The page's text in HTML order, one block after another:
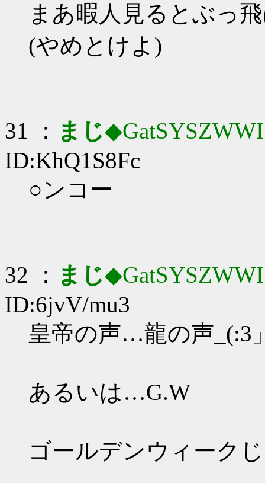
まあ暇人見るとぶっ
(やめとけよ)
31 ： まじ◆GatSYSZWWI
ID:KhQ1S8Fc
○ンコー
32 ： まじ◆GatSYSZWWI
ID:6jvV/mu3
皇帝の声…龍の声_(:3
あるいは…G.W
ゴールデンウィーク